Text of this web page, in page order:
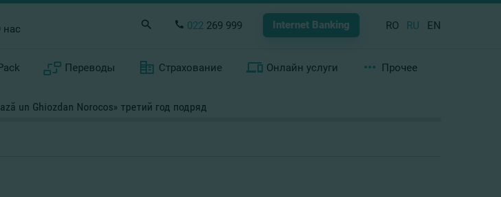
нас 022 269 999 Internet Banking RO RU EN
Переводы Страхование Онлайн услуги Прочее
un Ghiozdan Norocos» третий год подряд